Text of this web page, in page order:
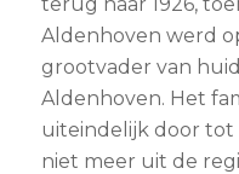
Aldenhoven werd
grootvader van
Aldenhoven. Het
uiteindelijk door tot
niet meer uit de